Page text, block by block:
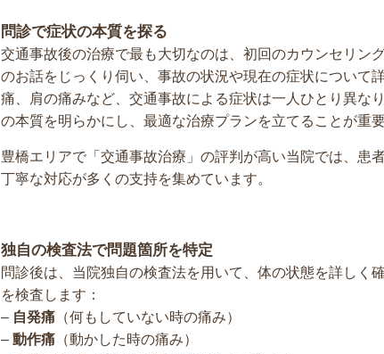
問診で症状の本質を探る
交通事故後の治療で最も大切なのは、初回のカウンセリン
のお話をじっくり伺い、事故の状況や現在の症状について
痛、肩の痛みなど、交通事故による症状は一人ひとり異な
の本質を明らかにし、最適な治療プランを立てることが重要
豊橋エリアで「交通事故治療」の評判が高い当院では、患
丁寧な対応が多くの支持を集めています。
独自の検査法で問題箇所を特定
問診後は、当院独自の検査法を用いて、体の状態を詳しく
を検査します：
– 自発痛 （何もしていない時の痛み）
– 動作痛 （動かした時の痛み）